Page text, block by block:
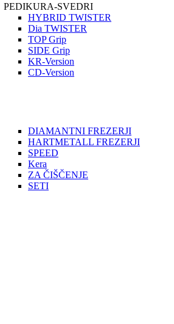
PEDIKURA-SVEDRI
HYBRID TWISTER
Dia TWISTER
TOP Grip
SIDE Grip
KR-Version
CD-Version
DIAMANTNI FREZERJI
HARTMETALL FREZERJI
SPEED
Kera
ZA ČIŠČENJE
SETI